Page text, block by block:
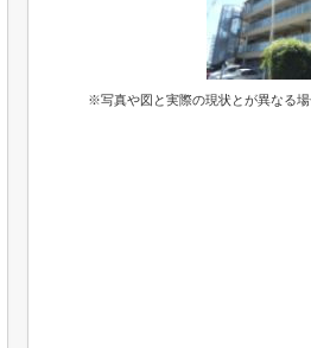
※写真や図と実際の現状とが異なる